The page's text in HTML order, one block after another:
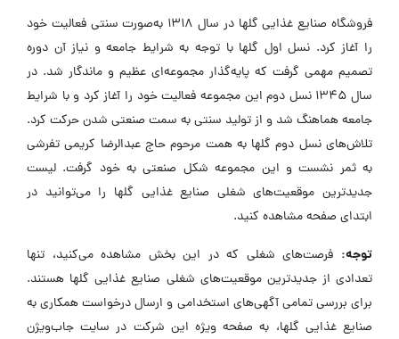
فروشگاه صنایع غذایی گلها در سال ۱۳۱۸ به‌صورت سنتی فعالیت خود
را آغاز کرد. نسل اول گلها با توجه به شرایط جامعه و نیاز آن دوره
تصمیم مهمی گرفت که پایه‌گذار مجموعه‌ای عظیم و ماندگار شد. در
سال ۱۳۴۵ نسل دوم این مجموعه فعالیت خود را آغاز کرد و با شرایط
جامعه هماهنگ شد و از تولید سنتی به سمت صنعتی شدن حرکت کرد.
تلاش‌های نسل دوم گلها به همت مرحوم حاج عبدالرضا کریمی تفرشی
به ثمر نشست و این مجموعه شکل صنعتی به خود گرفت. لیست
جدیدترین موقعیت‌های شغلی صنایع غذایی گلها را می‌توانید در
ابتدای صفحه مشاهده کنید.
توجه: فرصت‌های شغلی که در این بخش مشاهده می‌کنید، تنها
تعدادی از جدیدترین موقعیت‌های شغلی صنایع غذایی گلها هستند.
برای بررسی تمامی آگهی‌های استخدامی و ارسال درخواست همکاری به
صنایع غذایی گلها، به صفحه ویژه این شرکت در سایت جاب‌ویژن